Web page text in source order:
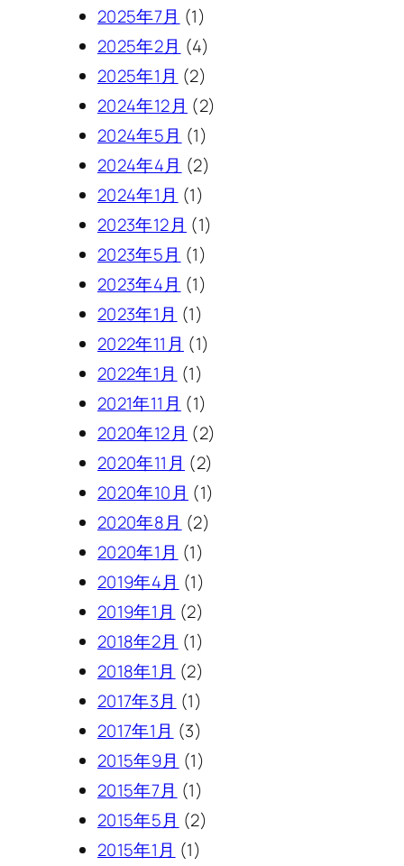
2025年7月 (1)
2025年2月 (4)
2025年1月 (2)
2024年12月 (2)
2024年5月 (1)
2024年4月 (2)
2024年1月 (1)
2023年12月 (1)
2023年5月 (1)
2023年4月 (1)
2023年1月 (1)
2022年11月 (1)
2022年1月 (1)
2021年11月 (1)
2020年12月 (2)
2020年11月 (2)
2020年10月 (1)
2020年8月 (2)
2020年1月 (1)
2019年4月 (1)
2019年1月 (2)
2018年2月 (1)
2018年1月 (2)
2017年3月 (1)
2017年1月 (3)
2015年9月 (1)
2015年7月 (1)
2015年5月 (2)
2015年1月 (1)